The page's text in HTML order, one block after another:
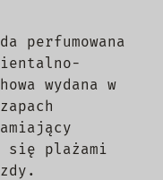
perfumowana
wydana w
się plażami